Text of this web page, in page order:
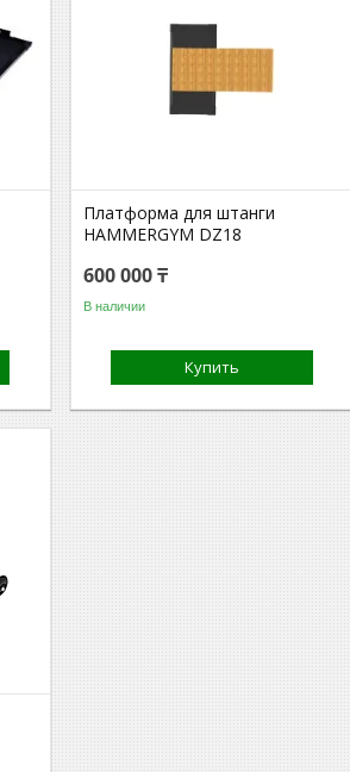
Платформа для штанги
HAMMERGYM DZ18
600 000 ₸
В наличии
Купить